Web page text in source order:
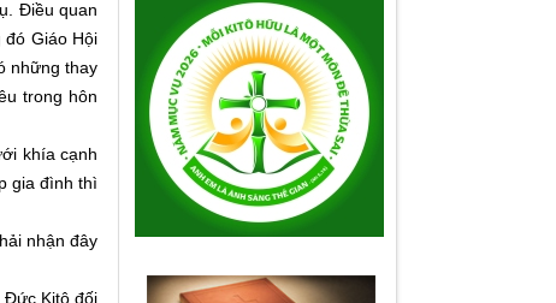
Điều quan
Giáo Hội
những thay
trong hôn
khía cạnh
gia đình thì
nhận đây
Đức Kitô đối